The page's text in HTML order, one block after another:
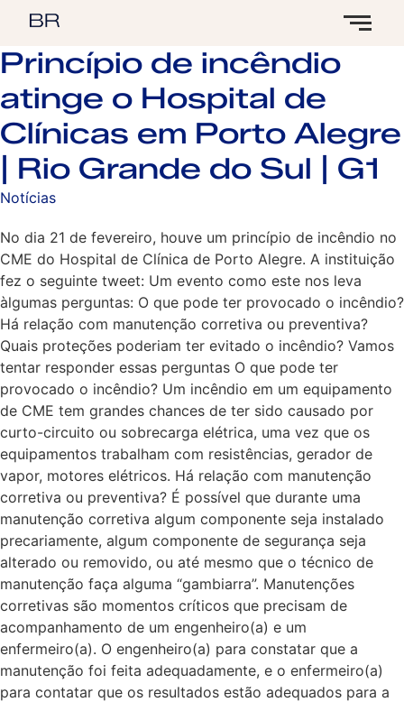
Princípio de incêndio
atinge o Hospital de
Clínicas em Porto Alegre
| Rio Grande do Sul | G1
Notícias
No dia 21 de fevereiro, houve um princípio de incêndio no
CME do Hospital de Clínica de Porto Alegre. A instituição
fez o seguinte tweet: Um evento como este nos leva
àlgumas perguntas: O que pode ter provocado o incêndio?
Há relação com manutenção corretiva ou preventiva?
Quais proteções poderiam ter evitado o incêndio? Vamos
tentar responder essas perguntas O que pode ter
provocado o incêndio? Um incêndio em um equipamento
de CME tem grandes chances de ter sido causado por
curto-circuito ou sobrecarga elétrica, uma vez que os
equipamentos trabalham com resistências, gerador de
vapor, motores elétricos. Há relação com manutenção
corretiva ou preventiva? É possível que durante uma
manutenção corretiva algum componente seja instalado
precariamente, algum componente de segurança seja
alterado ou removido, ou até mesmo que o técnico de
manutenção faça alguma “gambiarra”. Manutenções
corretivas são momentos críticos que precisam de
acompanhamento de um engenheiro(a) e um
enfermeiro(a). O engenheiro(a) para constatar que a
manutenção foi feita adequadamente, e o enfermeiro(a)
para contatar que os resultados estão adequados para a